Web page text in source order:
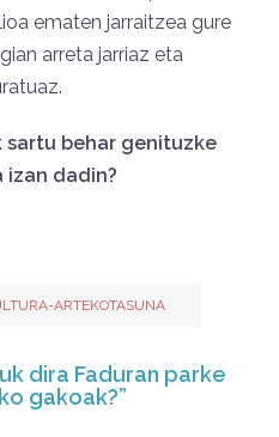
ematen jarraitzea gure
arreta jarriaz eta
behar genituzke
izan dadin?
ARTEKOTASUNA
dira Faduran parke
gakoak?”